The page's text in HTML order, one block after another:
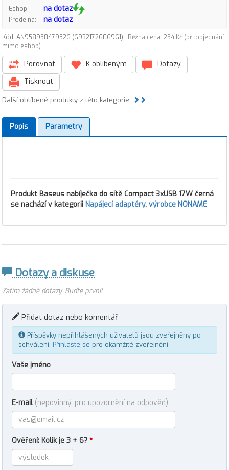
Eshop: na dotaz
Prodejna: na dotaz
Kód: AN958958479526 (6932172606961)
Běžná cena: 254 Kč (při objednání
mimo eshop)
Porovnat K oblíbeným
Dotazy
Tisknout
Další oblíbené produkty z této kategorie:
Popis Parametry
Produkt Baseus nabíječka do sítě Compact 3xUSB 17W černá
se nachází v kategorii Napájecí adaptéry, výrobce NONAME
Dotazy a diskuse
Zatím žádné dotazy. Buďte první!
Přidat dotaz nebo komentář
Příspěvky nepřihlášených uživatelů jsou zveřejněny po
schválení. Přihlaste se pro okamžité zveřejnění.
Vaše jméno
E-mail (nepovinný, pro upozornění na odpověď)
Ověření: Kolik je 3 + 6? *